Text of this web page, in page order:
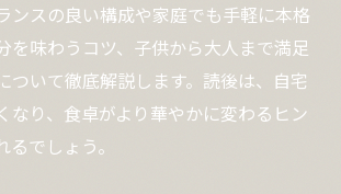
ンスの良い構成や家庭でも手軽に本格
を味わうコツ、子供から大人まで満足
ついて徹底解説します。読後は、自宅
なり、食卓がより華やかに変わるヒン
るでしょう。